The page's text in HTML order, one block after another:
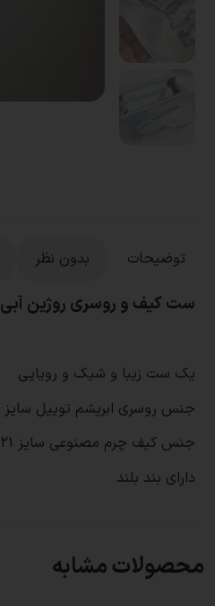
توضیحات بدون نظر
ست کیف و روسری روژین آبی
یک ست زیبا و شیک و رویایی
جنس روسری ابریشم توییل سایز ۱۲۵
جنس کیف چرم مصنوعی سایز ۲۱ در ۱۴
دارای بند بلند
محصولات مشابه